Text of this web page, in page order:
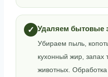
✓ Удаляем бытовые
Убираем пыль,
кухонный жир, запах
животных. Обработка